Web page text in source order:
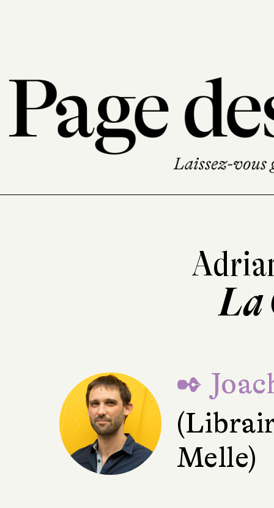
La
✒
Melle)